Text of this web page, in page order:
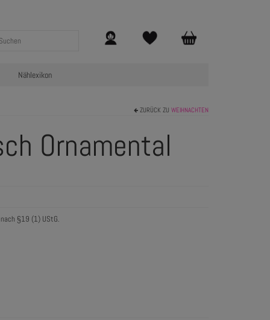
Nählexikon
ZURÜCK ZU WEIHNACHTEN
Ornamental
§19 (1) UStG.